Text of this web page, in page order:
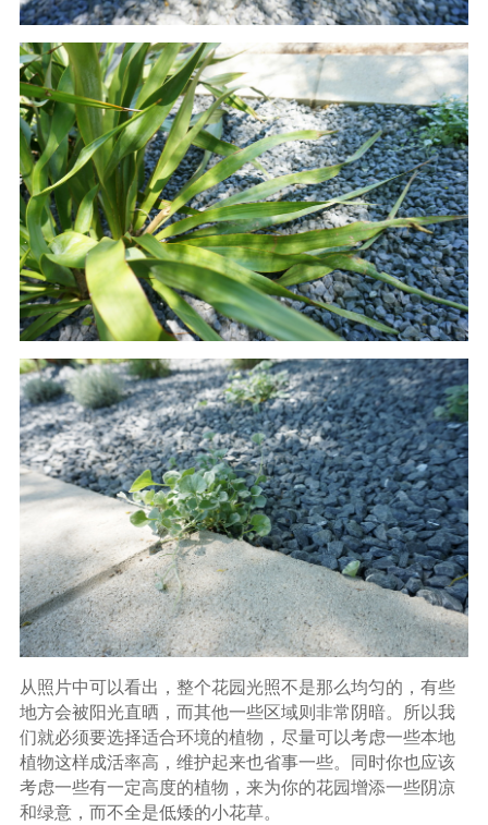
从照片中可以看出，整个花园光照不是那么均匀的，有些
地方会被阳光直晒，而其他一些区域则非常阴暗。所以我
们就必须要选择适合环境的植物，尽量可以考虑一些本地
植物这样成活率高，维护起来也省事一些。同时你也应该
考虑一些有一定高度的植物，来为你的花园增添一些阴凉
和绿意，而不全是低矮的小花草。